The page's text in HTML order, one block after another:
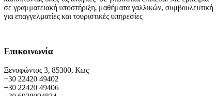
σε γραμματειακή υποστήριξη, μαθήματα γαλλικών, συμβουλευτική
για επαγγελματίες και τουριστικές υπηρεσίες
Επικοινωνία
Ξενοφώντος 3, 85300, Κως
+30 22420 49402
+30 22420 49406